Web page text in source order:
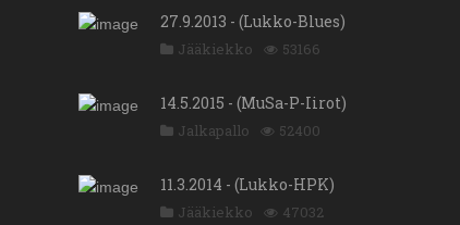
27.9.2013 - (Lukko-Blues)
Jääkiekko 53166
14.5.2015 - (MuSa-P-Iirot)
Jalkapallo 52400
11.3.2014 - (Lukko-HPK)
Jääkiekko 47032